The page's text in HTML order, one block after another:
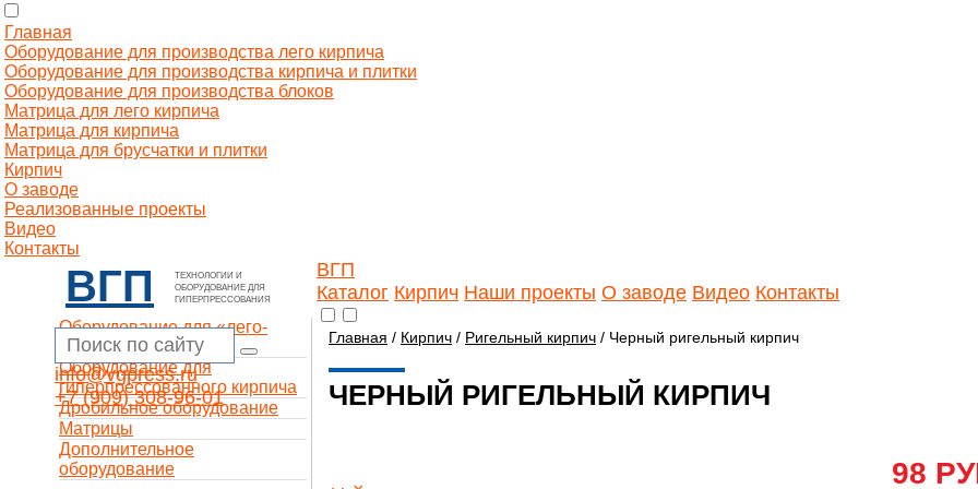
Главная
Оборудование для производства лего кирпича
Оборудование для производства кирпича и плитки
Оборудование для производства блоков
Матрица для лего кирпича
Матрица для кирпича
Матрица для брусчатки и плитки
Кирпич
О заводе
Реализованные проекты
Видео
Контакты
ВГП
ТЕХНОЛОГИИ И
ОБОРУДОВАНИЕ ДЛЯ
ГИПЕРПРЕССОВАНИЯ
ВГП
Каталог Кирпич Наши проекты О заводе Видео Контакты
info@vgpress.ru
+7 (909) 308-96-01
Оборудование для «лего-
кирпича»
Оборудование для
гиперпрессованного кирпича
Дробильное оборудование
Матрицы
Дополнительное
оборудование
Главная / Кирпич / Ригельный кирпич / Черный ригельный кирпич
ЧЕРНЫЙ РИГЕЛЬНЫЙ КИРПИЧ
98